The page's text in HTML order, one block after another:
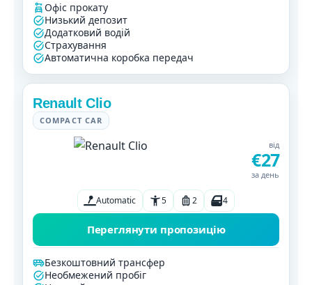
Офіс прокату
Низький депозит
Додатковий водій
Страхування
Автоматична коробка передач
Renault Clio
COMPACT CAR
від
€27
за день
Automatic 5 2 4
Переглянути пропозицію
Безкоштовний трансфер
Необмежений пробіг